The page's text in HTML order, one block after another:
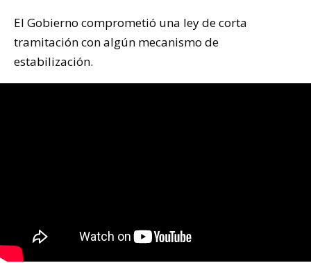
El Gobierno comprometió una ley de corta
tramitación con algún mecanismo de
estabilización.